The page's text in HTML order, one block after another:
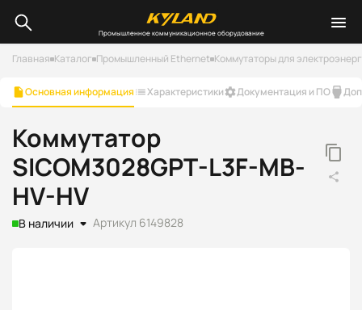
Промышленное коммуникационное оборудование
Главная Каталог Промышленный Ethernet Коммутаторы для
Основная информация Характеристики Документация и ПО
Коммутатор
SICOM3028GPT-L3F-MB-
HV-HV
В наличии Артикул 6149828